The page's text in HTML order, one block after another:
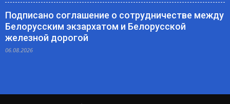
Подписано соглашение о сотрудничестве между
Белорусским экзархатом и Белорусской
железной дорогой
06.08.2026